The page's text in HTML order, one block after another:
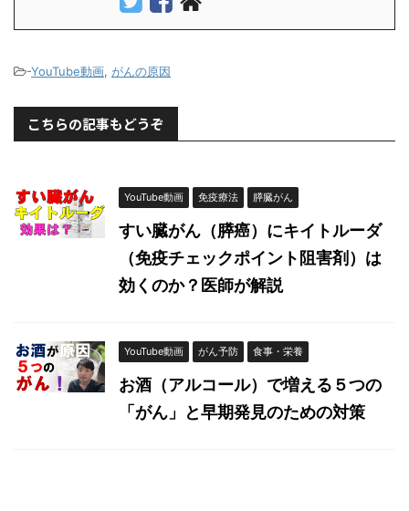
-YouTube動画, がんの原因
こちらの記事もどうぞ
YouTube動画 免疫療法 膵臓がん
すい臓がん（膵癌）にキイトルーダ
（免疫チェックポイント阻害剤）は
効くのか？医師が解説
YouTube動画 がん予防 食事・栄養
お酒（アルコール）で増える５つの
「がん」と早期発見のための対策